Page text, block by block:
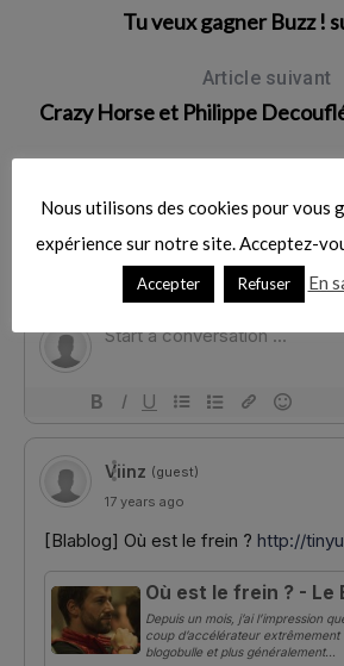
Tu veux gagner Buzz !
Article suivant
Crazy Horse et Philippe
Nous utilisons des cookies pour vous
expérience sur notre site. Acceptez-
Accepter Refuser En